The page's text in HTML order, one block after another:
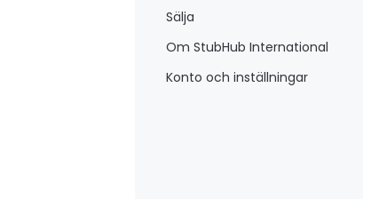
Sälja
Om StubHub International
Konto och inställningar